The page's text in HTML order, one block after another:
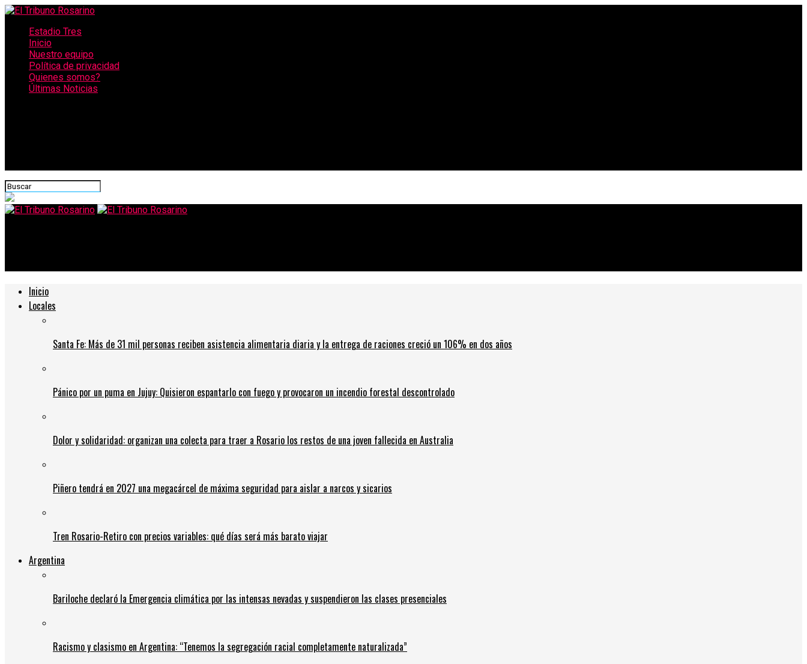
Estadio Tres
Inicio
Nuestro equipo
Política de privacidad
Quienes somos?
Últimas Noticias
Inicio
Locales
Santa Fe: Más de 31 mil personas reciben asistencia alimentaria diaria y la entrega de raciones creció un 106% en dos años
Pánico por un puma en Jujuy: Quisieron espantarlo con fuego y provocaron un incendio forestal descontrolado
Dolor y solidaridad: organizan una colecta para traer a Rosario los restos de una joven fallecida en Australia
Piñero tendrá en 2027 una megacárcel de máxima seguridad para aislar a narcos y sicarios
Tren Rosario-Retiro con precios variables: qué días será más barato viajar
Argentina
Bariloche declaró la Emergencia climática por las intensas nevadas y suspendieron las clases presenciales
Racismo y clasismo en Argentina: “Tenemos la segregación racial completamente naturalizada”